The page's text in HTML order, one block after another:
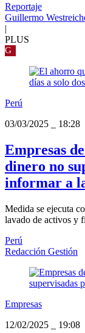
Reportaje
Guillermo
|
PLUS
G
Perú
03/03/2025
18:28
Empresas
dinero no
informar a
Medida se ejecuta
lavado de activos y
Perú
Redacción Gestión
Empresas
12/02/2025
19:08